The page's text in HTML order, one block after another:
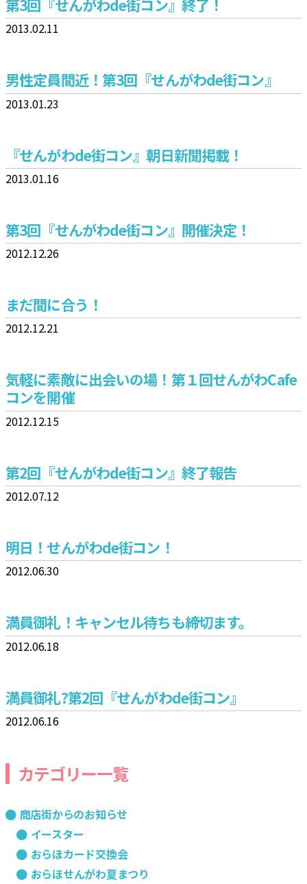
第3回『せんがわde街コン』終了！
2013.02.11
男性定員間近！第3回『せんがわde街コン』
2013.01.23
『せんがわde街コン』朝日新聞掲載！
2013.01.16
第3回『せんがわde街コン』開催決定！
2012.12.26
まだ間に合う！
2012.12.21
気軽に素敵に出会いの場！第１回せんがわCafe
コンを開催
2012.12.15
第2回『せんがわde街コン』終了報告
2012.07.12
明日！せんがわde街コン！
2012.06.30
満員御礼！キャンセル待ちも締切ます。
2012.06.18
満員御礼?第2回『せんがわde街コン』
2012.06.16
カテゴリー一覧
商店街からのお知らせ
イースター
おらほカード交換会
おらほせんがわ夏まつり